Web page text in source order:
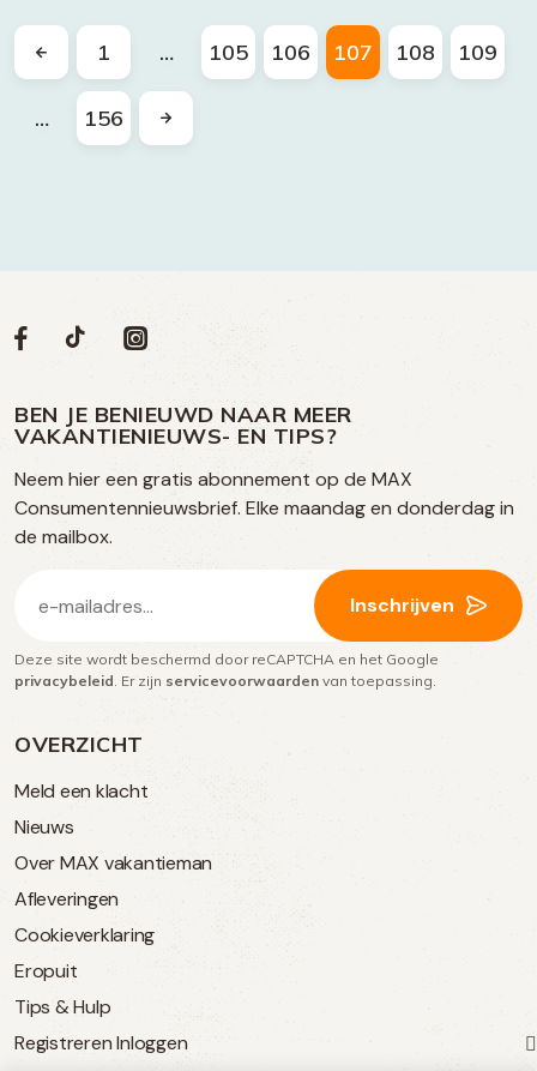
1 … 105 106 107 108 109
… 156
OVERZICHT
Meld een klacht
Nieuws
Over MAX vakantieman
Afleveringen
Cookieverklaring
Eropuit
Tips & Hulp
Registreren Inloggen
Volg
op
social
media
Social
Volg
op
Facebook
Volg
op
TikTok
Volg
op
Instagram
BEN JE BENIEUWD NAAR MEER
VAKANTIENIEUWS- EN TIPS?
Neem hier een gratis abonnement op de MAX
Consumentennieuwsbrief. Elke maandag en donderdag in
de mailbox.
mailadres
(Vereist)
Inschrijven
Deze site wordt beschermd door reCAPTCHA en het Google
privacybeleid. Er zijn servicevoorwaarden van toepassing.